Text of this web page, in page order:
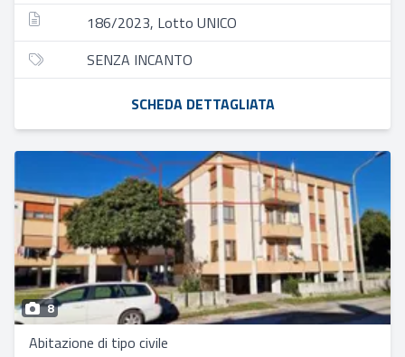
186/2023, Lotto UNICO
SENZA INCANTO
SCHEDA DETTAGLIATA
8
Abitazione di tipo civile